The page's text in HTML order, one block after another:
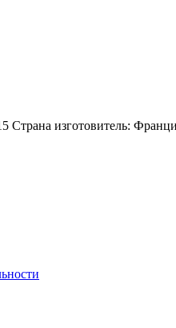
Страна изготовитель: